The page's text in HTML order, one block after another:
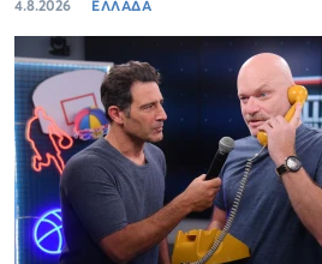
4.8.2026 ΕΛΛΑΔΑ